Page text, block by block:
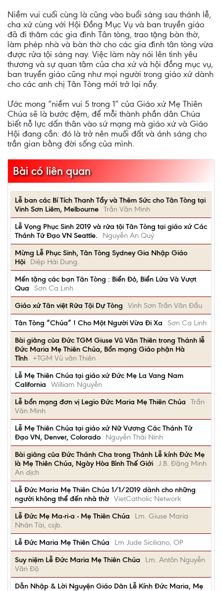
Niềm vui cuối cùng là cũng vào buổi sáng sau thánh lễ,
cha xứ cùng với Hội Đồng Mục Vụ và ban truyền giáo
đã đi thăm các gia đình Tân tòng, trao tặng bàn thờ,
làm phép nhà và bàn thờ cho các gia đình tân tòng vừa
được rửa tội sáng nay. Việc làm này nói lên tình yêu
thương và sự quan tâm của cha xứ và hội đồng mục vụ,
ban truyền giáo cũng như mọi người trong giáo xứ dành
cho các anh chị Tân Tòng mới trở lại nầy.
Ước mong “niềm vui 5 trong 1” của Giáo xứ Mẹ Thiên
Chúa sẽ là bước đệm, để mỗi thành phần dân Chúa
biết nỗ lực dấn thân vào sứ mạng mà giáo xứ và Giáo
Hội đang cần: đó là trở nên muối đất và ánh sáng cho
trần gian bằng đời sống của mình.
Bài có liên quan
Lễ ban các Bí Tích Thanh Tẩy và Thêm Sức cho Tân Tòng tại
Vinh Sơn Liêm, Melbourne Trần Văn Minh
Lễ Vọng Phục Sinh 2019 và rửa tội Tân Tòng tại giáo xứ Các
Thánh Tử Đạo VN Seattle.
Nguyễn An Quý
Mừng Lễ Phục Sinh, Tân Tòng Sydney Gia Nhập Giáo
Hội
Diệp Hải Dung.
Mến tặng các bạn Tân Tòng : Biển Đỏ, Biển Lửa Và Vượt
Qua
Sơn Ca Linh
Giáo xứ Tân việt Rửa Tội Dự Tòng
Vinh Sơn Trần Văn Đẩu
Tân Tòng “Chúa” ! Cho Một Người Vừa Đi Xa
Sơn Ca Linh
Bài giảng của Đức TGM Giuse Vũ Văn Thiên trong Thánh lễ
Đức Maria Mẹ Thiên Chúa, Bổn mạng Giáo phận Hà
Tĩnh +TGM Vũ văn Thiên
Lễ Mẹ Thiên Chúa tại giáo xứ Đức Mẹ La Vang Nam
California
William Nguyễn
Lễ bổn mạng đơn vị Legio Đức Maria Mẹ Thiên Chúa
Trần
Văn Minh
Lễ Mẹ Thiên Chúa tại giáo xứ Nữ Vương Các Thánh Tử
Đạo VN, Denver, Colorado
Nguyễn Thái Ninh
Bài giảng của Đức Thánh Cha trong Thánh Lễ kính Đức Mẹ
là Mẹ Thiên Chúa, Ngày Hòa Bình Thế Giới J.B. Đặng Minh
An dịch
Lễ Đức Maria Mẹ Thiên Chúa 1/1/2019 dành cho những
người không thể đến nhà thờ VietCatholic Network
Lễ Đức Mẹ Ma-ri-a - Mẹ Thiên Chúa
Lm. Giuse Maria
Nhân Tài, csjb.
Lễ Đức Maria Mẹ Thiên Chúa
Lm Jude Siciliano, OP
Suy niệm Lễ Đức Maria Mẹ Thiên Chúa
Lm. Antôn Nguyễn
Văn Độ
Dẫn Nhập & Lời Nguyện Giáo Dân Lễ Kính Đức Maria, Mẹ